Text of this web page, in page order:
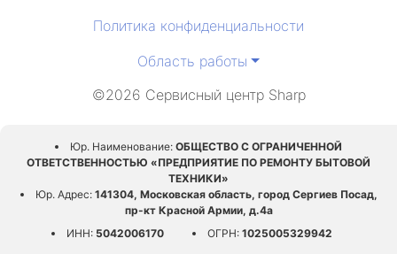
Политика конфиденциальности
Область работы
©2026 Сервисный центр Sharp
Юр. Наименование: ОБЩЕСТВО С ОГРАНИЧЕННОЙ
ОТВЕТСТВЕННОСТЬЮ «ПРЕДПРИЯТИЕ ПО РЕМОНТУ БЫТОВОЙ
ТЕХНИКИ»
Юр. Адрес:141304, Московская область, город Сергиев Посад,
пр-кт Красной Армии, д.4а
ИНН:5042006170 ОГРН:1025005329942